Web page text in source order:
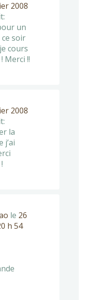
2008
un
soir
cours
Merci !!
2008
la
j’ai
le 26
h 54